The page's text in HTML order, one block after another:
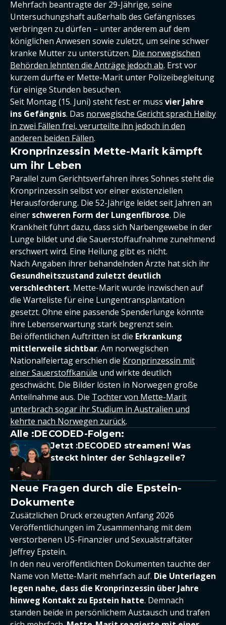
Mehrfach beantragte der 29-Jährige, seine
Untersuchungshaft außerhalb des Gefängnisses
verbringen zu dürfen – unter anderem auf dem
königlichen Anwesen sowie zuletzt, um seine schwer
kranke Mutter zu unterstützen. Die norwegischen
Behörden lehnten die Anträge jedoch ab. Erst vor
kurzem durfte er Mette-Marit unter Polizeibegleitung
für einige Stunden besuchen.
Seit Montag (15. Juni) steht fest: er muss vier Jahre
ins Gefängnis. Das norwegische Gericht sprach Høiby
in zwei Fällen frei, verurteilte ihn jedoch in den
anderen beiden Fällen.
Kronprinzessin Mette-Marit kämpft
um ihr Leben
Parallel zum Gerichtsverfahren ihres Sohnes steht die
Kronprinzessin selbst vor einer existenziellen
Herausforderung. Die 52-Jährige leidet seit Jahren an
einer schweren Form der Lungenfibrose. Die
Krankheit führt dazu, dass sich Narbengewebe in der
Lunge bildet und die Sauerstoffaufnahme zunehmend
erschwert wird. Eine Heilung gibt es nicht.
Nach Angaben ihrer behandelnden Ärzte hat sich ihr
Gesundheitszustand zuletzt deutlich
verschlechtert. Mette-Marit wurde inzwischen auf
die Warteliste für eine Lungentransplantation
gesetzt. Ohne eine passende Spenderlunge könnte
ihre Lebenserwartung stark begrenzt sein.
Bei öffentlichen Auftritten ist die Erkrankung
mittlerweile sichtbar. Am norwegischen
Nationalfeiertag erschien die Kronprinzessin mit
einer Sauerstoffkanüle und wirkte deutlich
geschwächt. Die Bilder lösten in Norwegen große
Anteilnahme aus. Die Tochter von Mette-Marit
unterbrach sogar ihr Studium in Australien und
kehrte nach Norwegen zurück.
Alle :DECODED-Folgen:
Jetzt :DECODED streamen! Was
steckt hinter der Schlagzeile?
Neue Fragen durch die Epstein-
Dokumente
Zusätzlichen Druck erzeugten Anfang 2026
Veröffentlichungen im Zusammenhang mit dem
verstorbenen US-Finanzier und Sexualstraftäter
Jeffrey Epstein.
In den neu veröffentlichten Dokumenten tauchte der
Name von Mette-Marit mehrfach auf. Die Unterlagen
legen nahe, dass die Kronprinzessin über Jahre
hinweg Kontakt zu Epstein hatte. Demnach
standen beide in persönlichem Austausch und trafen